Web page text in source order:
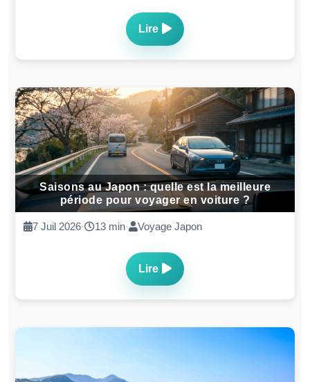
Lire
Saisons au Japon : quelle est la meilleure
période pour voyager en voiture ?
7 Juil 2026· 13 min· Voyage Japon
Lire